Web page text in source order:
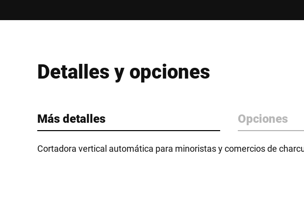
Detalles y opciones
Más detalles Opciones
Cortadora vertical automática para minoristas y comercios de